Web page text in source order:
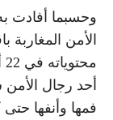
وحسبما أفادت
الأمن المغاربة
أحد رجال
فمها وأنفها